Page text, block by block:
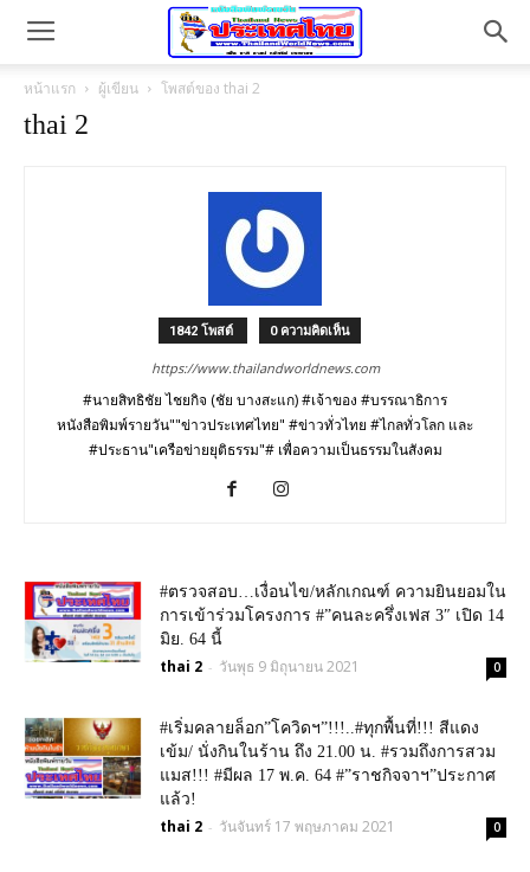
หน้าแรก ผู้เขียน โพสต์ของ thai 2
thai 2
1842 โพสต์ 0 ความคิดเห็น
https://www.thailandworldnews.com
#นายสิทธิชัย ไชยกิจ (ชัย บางสะแก) #เจ้าของ #บรรณาธิการ
หนังสือพิมพ์รายวัน""ข่าวประเทศไทย" #ข่าวทั่วไทย #ไกลทั่วโลก และ
#ประธาน"เครือข่ายยุติธรรม"# เพื่อความเป็นธรรมในสังคม
#ตรวจสอบ…เงื่อนไข/หลักเกณฑ์ ความยินยอมใน
การเข้าร่วมโครงการ #”คนละครึ่งเฟส 3″ เปิด 14
มิย. 64 นี้
thai 2 - วันพุธ 9 มิถุนายน 2021 0
#เริ่มคลายล็อก”โควิดฯ”!!!..#ทุกพื้นที่!!! สีแดง
เข้ม/ นั่งกินในร้าน ถึง 21.00 น. #รวมถึงการสวม
แมส!!! #มีผล 17 พ.ค. 64 #”ราชกิจจาฯ”ประกาศ
แล้ว!
thai 2 - วันจันทร์ 17 พฤษภาคม 2021 0